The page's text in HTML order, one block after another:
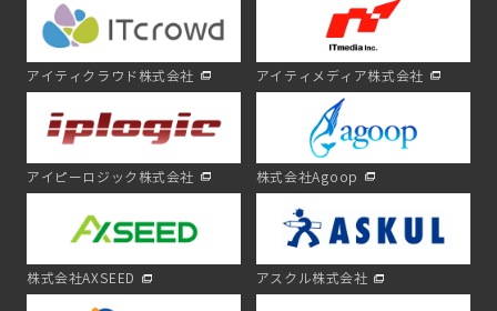
アイティクラウド株式会社 アイティメディア株式会社
アイピーロジック株式会社 株式会社Agoop
株式会社AXSEED アスクル株式会社